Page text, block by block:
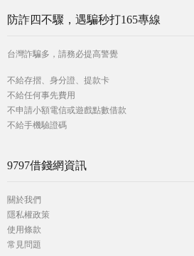
防詐四不驟，遇騙秒打165專線
台灣詐騙多，請務必提高警覺
不給存摺、身分證、提款卡
不給任何事先費用
不申請小額電信或遊戲點數借款
不給手機驗證碼
9797借錢網資訊
關於我們
隱私權政策
使用條款
常見問題